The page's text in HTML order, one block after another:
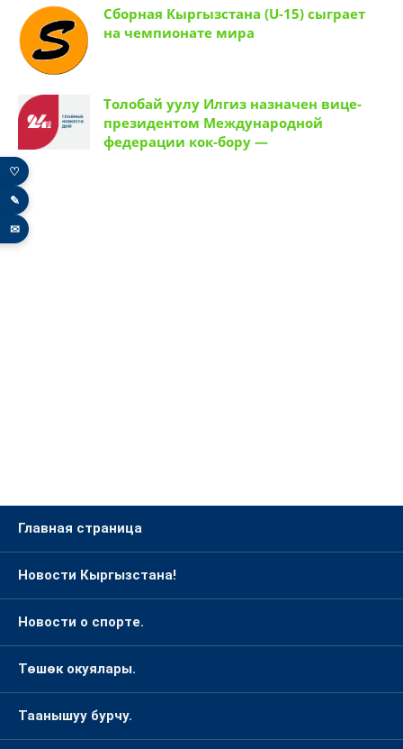
Сборная Кыргызстана (U-15) сыграет
на чемпионате мира
Толобай уулу Илгиз назначен вице-
президентом Международной
федерации кок-бору —
Главная страница
Новости Кыргызстана!
Новости о спорте.
Төшөк окуялары.
Таанышуу бурчу.
♡
✎
✉